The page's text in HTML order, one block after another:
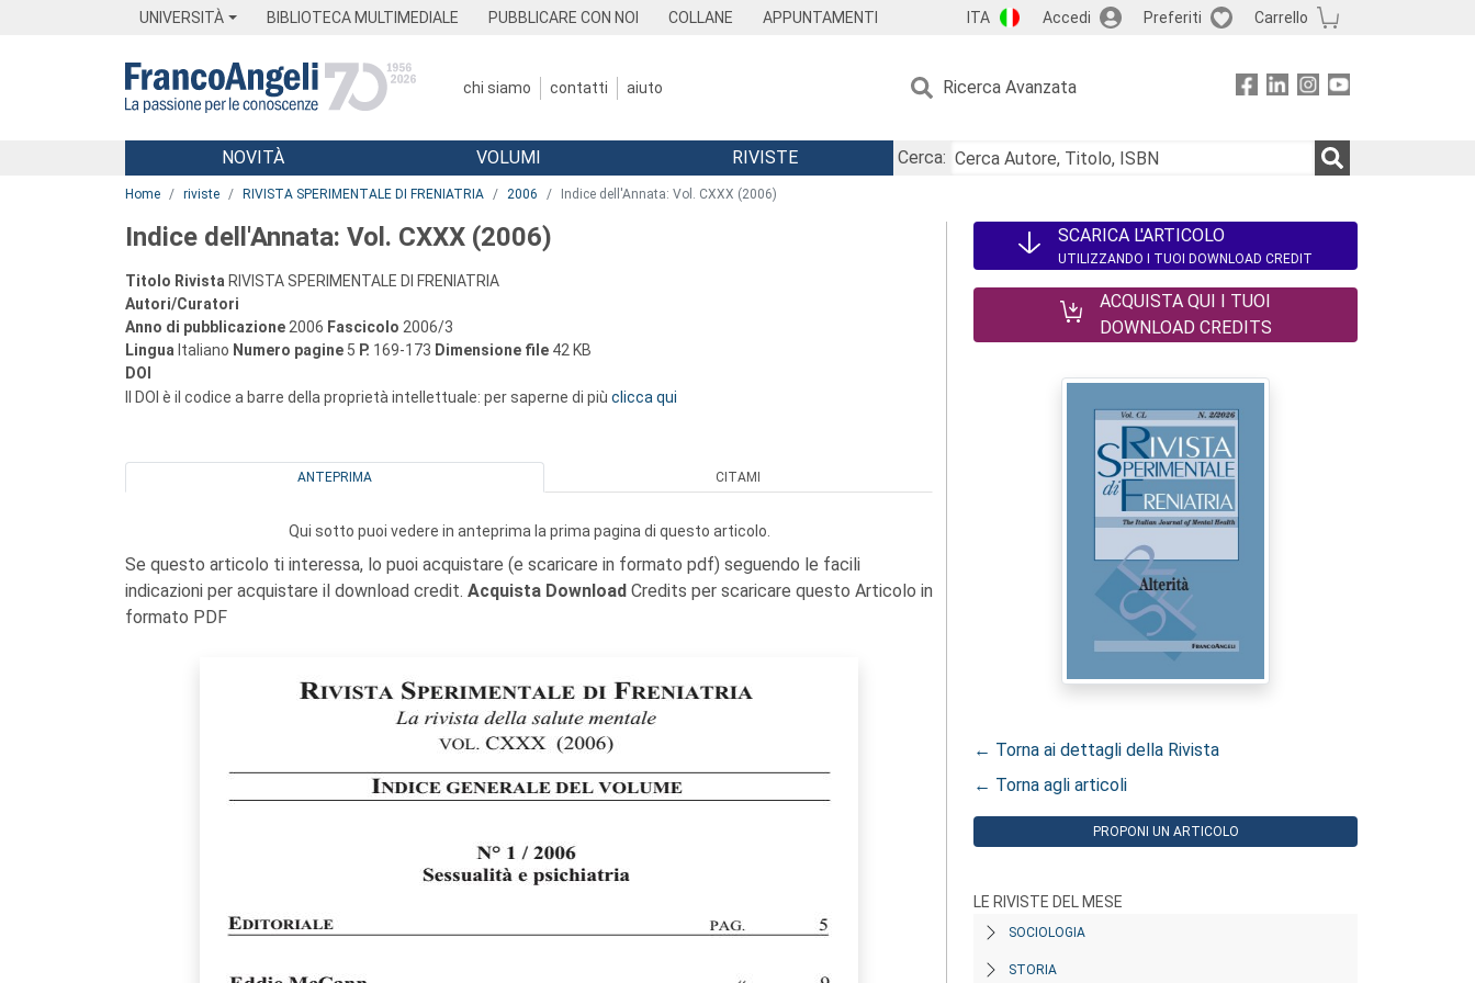
UNIVERSITÀ BIBLIOTECA MULTIMEDIALE PUBBLICARE CON NOI COLLANE APPUNTAMENTI ITA Accedi Preferiti Carrello
chi siamo contatti aiuto Ricerca Avanzata
Menu
NOVITÀ VOLUMI RIVISTE
Cerca:
Home riviste RIVISTA SPERIMENTALE DI FRENIATRIA 2006 Indice dell'Annata: Vol. CXXX (2006)
Indice dell'Annata: Vol. CXXX (2006)
Titolo Rivista RIVISTA SPERIMENTALE DI FRENIATRIA
Autori/Curatori
Anno di pubblicazione 2006 Fascicolo 2006/3
Lingua Italiano Numero pagine 5 P. 169-173 Dimensione file 42 KB
DOI
Il DOI è il codice a barre della proprietà intellettuale: per saperne di più clicca qui
ANTEPRIMA CITAMI
Qui sotto puoi vedere in anteprima la prima pagina di questo articolo.
Se questo articolo ti interessa, lo puoi acquistare (e scaricare in formato pdf) seguendo le facili
indicazioni per acquistare il download credit. Acquista Download Credits per scaricare questo Articolo in
formato PDF
SCARICA L'ARTICOLO
UTILIZZANDO I TUOI DOWNLOAD CREDIT
ACQUISTA QUI I TUOI
DOWNLOAD CREDITS
← Torna ai dettagli della Rivista
← Torna agli articoli
PROPONI UN ARTICOLO
LE RIVISTE DEL MESE
SOCIOLOGIA
STORIA